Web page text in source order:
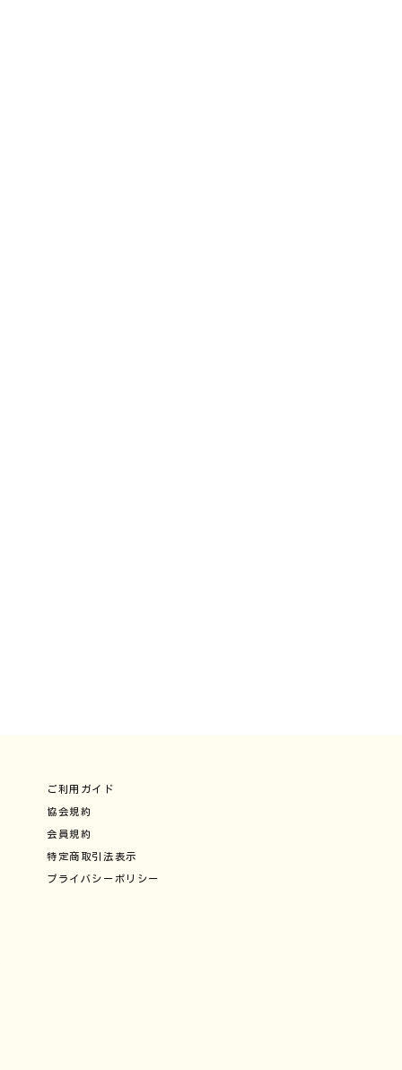
ご利用ガイド
協会規約
会員規約
特定商取引法表示
プライバシーポリシー